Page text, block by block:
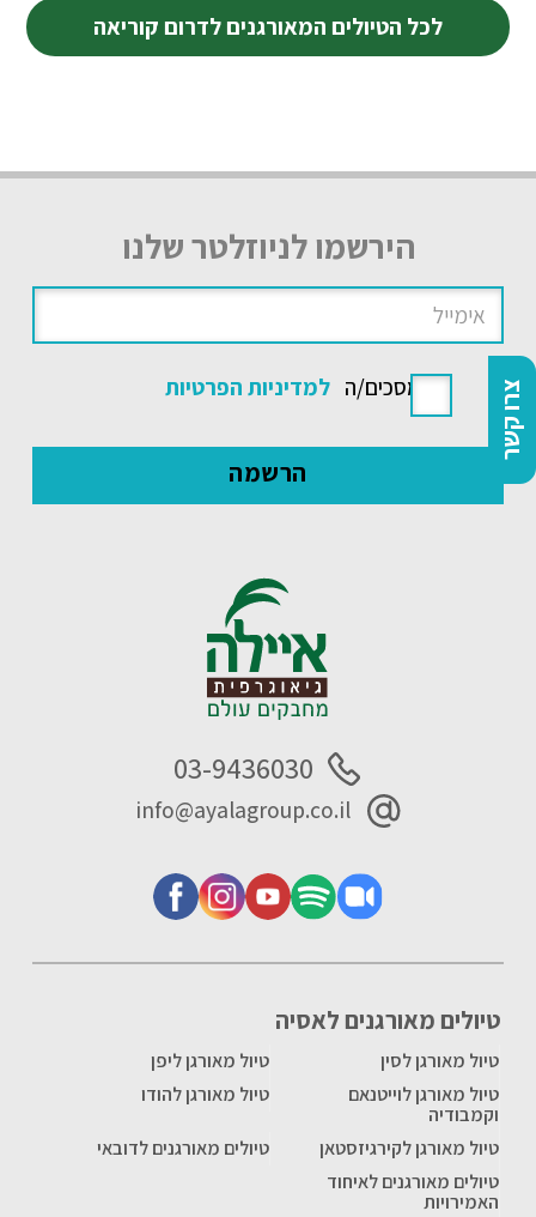
צרו קשר
לכל הטיולים המאורגנים לדרום קוריאה
הירשמו לניוזלטר שלנו
אני מסכים/ה למדיניות הפרטיות
טיולים מאורגנים לאסיה
טיול מאורגן לסין
טיול מאורגן ליפן
טיול מאורגן לוייטנאם
וקמבודיה
טיול מאורגן להודו
טיול מאורגן לקירגיזסטאן
טיולים מאורגנים לדובאי
טיולים מאורגנים לאיחוד
האמירויות
03-9436030
info@ayalagroup.co.il